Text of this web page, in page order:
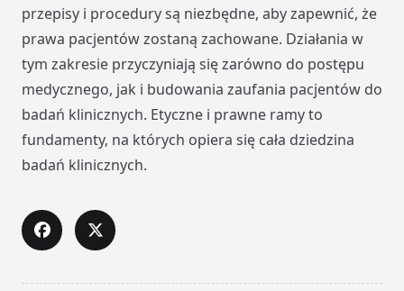
przepisy i procedury są niezbędne, aby zapewnić, że
prawa pacjentów zostaną zachowane. Działania w
tym zakresie przyczyniają się zarówno do postępu
medycznego, jak i budowania zaufania pacjentów do
badań klinicznych. Etyczne i prawne ramy to
fundamenty, na których opiera się cała dziedzina
badań klinicznych.